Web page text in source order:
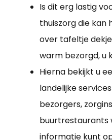
Is dit erg lastig
thuiszorg die kan
over tafeltje
warm bezorgd, u
Hierna bekijkt u
landelijke
bezorgers,
buurtrestaurants
informatie kunt